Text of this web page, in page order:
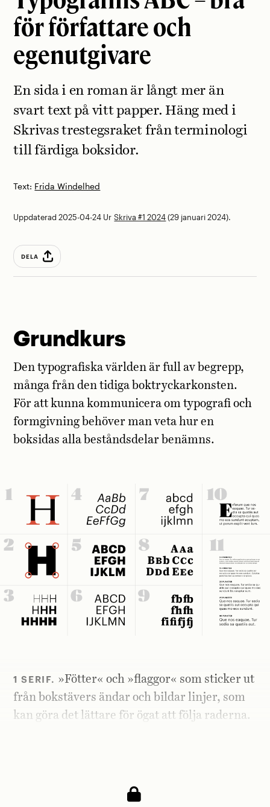
för författare och
egenutgivare
Text: Frida Windelhed
En sida i en roman är långt mer än
svart text på vitt papper. Häng med i
Skrivas trestegsraket från terminologi
till färdiga boksidor.
Uppdaterad 2025-04-24 UrSkriva #1 2024(29 januari 2024).
DELA
Grundkurs
Den typografiska världen är full av begrepp,
många från den tidiga boktryckarkonsten.
För att kunna kommunicera om typografi och
formgivning behöver man veta hur en
boksidas alla beståndsdelar benämns.
1 SERIF. »Fötter« och »flaggor« som sticker ut
från bokstävers ändar och bildar linjer, som
kan göra det lättare för ögat att följa raderna.